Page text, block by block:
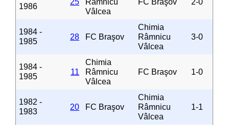
1986
25
Râmnicu
Vâlcea
FC Braşov 2-0
1984 -
1985
28 FC Braşov
Chimia
Râmnicu
Vâlcea
3-0
1984 -
1985
11
Chimia
Râmnicu
Vâlcea
FC Braşov 1-0
1982 -
1983
20 FC Braşov
Chimia
Râmnicu
Vâlcea
1-1